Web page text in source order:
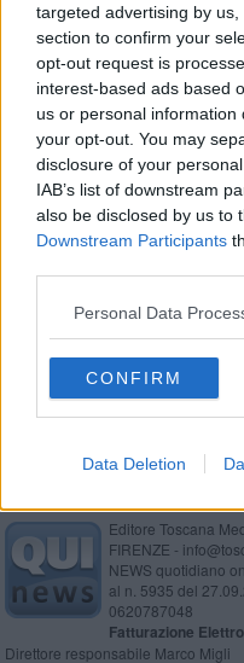
targeted advertising by
section to confirm your
opt-out request is
interest-based ads based
us or personal
your opt-out. You may
disclosure of your
IAB’s list of downstream
also be disclosed by us to
Downstream Participants
Personal Data
CONFIRM
Data Deletion
Sgominata
Cibo, luce e
Basket, bilancio
Fair play: torna
Qualità della
Lotteria Italia,
euro
Tennis:
Editore Toscana
FIRENZE -
NEWS quotidiano
al n. 5935 del
0620787048
Fatturazione
Direttore responsabile Marco Migli